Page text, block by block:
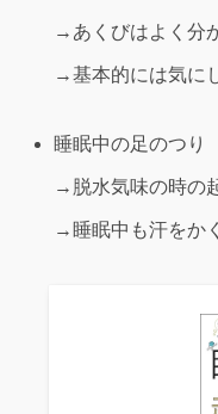
→あくびはよく分
→基本的には気に
睡眠中の足のつり
→脱水気味の時の
→睡眠中も汗をか